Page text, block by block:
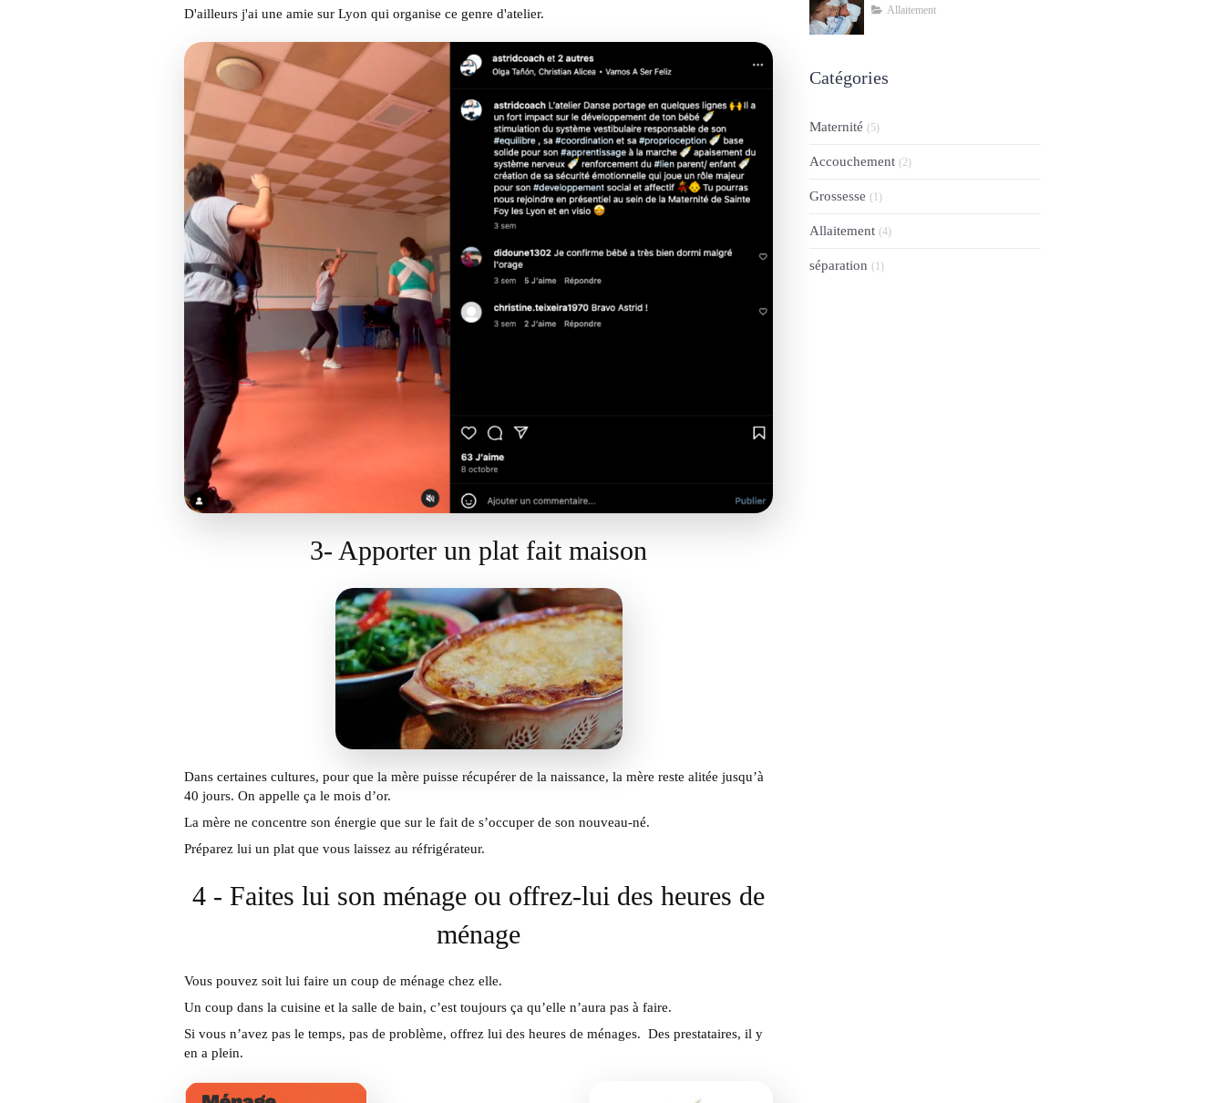
D'ailleurs j'ai une amie sur Lyon qui organise ce genre d'atelier.
3- Apporter un plat fait maison
Dans certaines cultures, pour que la mère puisse récupérer de la naissance, la mère reste alitée jusqu’à
40 jours. On appelle ça le mois d’or.
La mère ne concentre son énergie que sur le fait de s’occuper de son nouveau-né.
Préparez lui un plat que vous laissez au réfrigérateur.
4 - Faites lui son ménage ou offrez-lui des heures de
ménage
Vous pouvez soit lui faire un coup de ménage chez elle.
Un coup dans la cuisine et la salle de bain, c’est toujours ça qu’elle n’aura pas à faire.
Si vous n’avez pas le temps, pas de problème, offrez lui des heures de ménages. Des prestataires, il y
en a plein.
Allaitement
Catégories
Maternité (5)
Accouchement (2)
Grossesse (1)
Allaitement (4)
séparation (1)